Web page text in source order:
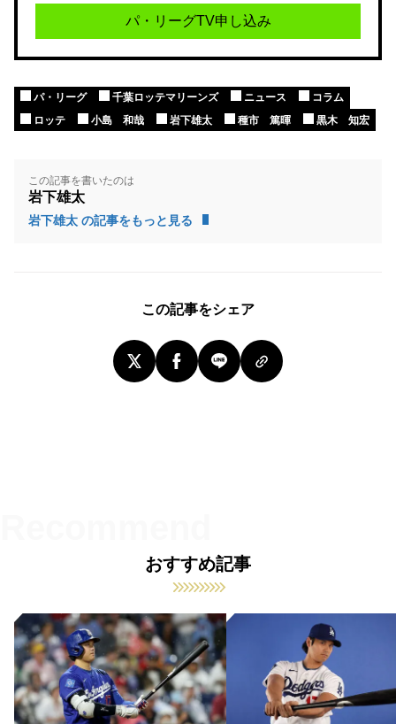
パ・リーグTV申し込み
パ・リーグ 千葉ロッテマリーンズ ニュース
コラム
ロッテ
小島 和哉 岩下雄太 種市 篤暉 黒木 知宏
この記事を書いたのは
岩下雄太
岩下雄太 の記事をもっと見る
この記事をシェア
おすすめ記事